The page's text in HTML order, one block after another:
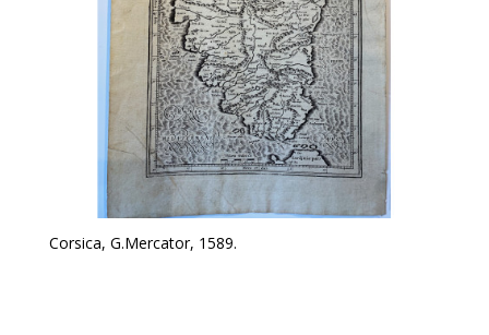
Corsica, G.Mercator, 1589.